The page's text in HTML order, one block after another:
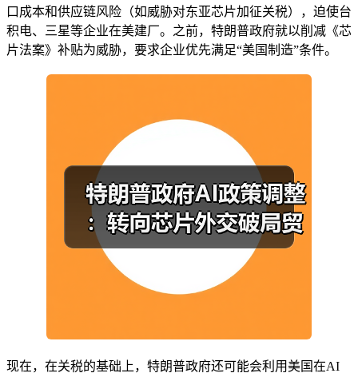
口成本和供应链风险（如威胁对东亚芯片加征关税），迫使台
积电、三星等企业在美建厂。之前，特朗普政府就以削减《芯
片法案》补贴为威胁，要求企业优先满足“美国制造”条件。
现在，在关税的基础上，特朗普政府还可能会利用美国在AI